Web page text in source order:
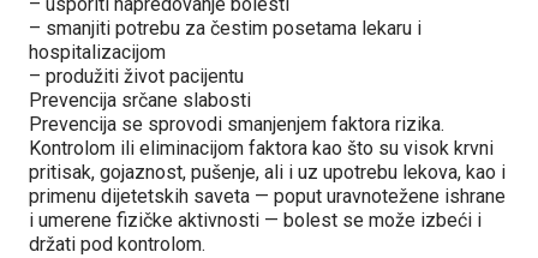
– smanjiti potrebu za čestim posetama lekaru i
hospitalizacijom
– produžiti život pacijentu
Prevencija srčane slabosti
Prevencija se sprovodi smanjenjem faktora rizika.
Kontrolom ili eliminacijom faktora kao što su visok krvni
pritisak, gojaznost, pušenje, ali i uz upotrebu lekova, kao i
primenu dijetetskih saveta — poput uravnotežene ishrane
i umerene fizičke aktivnosti — bolest se može izbeći i
držati pod kontrolom.